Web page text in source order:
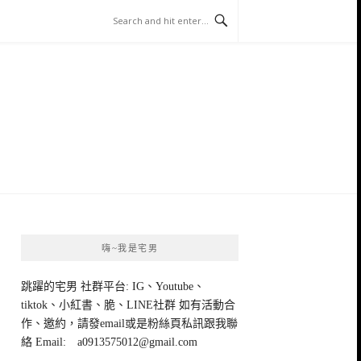
嗨~我是宅男
跳躍的宅男 社群平台: IG、Youtube、
tiktok、小紅書、脆、LINE社群 如有活動合
作、邀約，請發email或是粉絲頁私訊跟我聯
絡 Email: a0913575012@gmail.com